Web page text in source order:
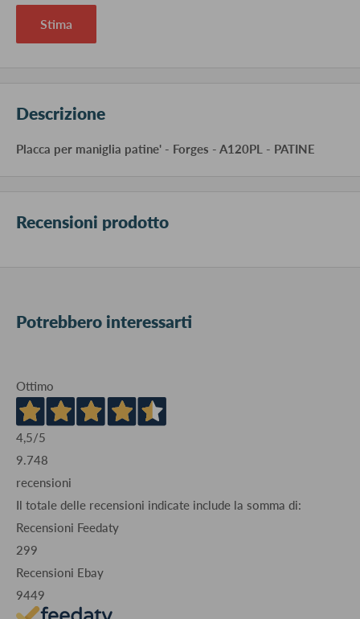
Stima
Descrizione
Placca per maniglia patine' - Forges - A120PL - PATINE
Recensioni prodotto
Potrebbero interessarti
Ottimo
4,5/5
9.748
recensioni
Il totale delle recensioni indicate include la somma di:
Recensioni Feedaty
299
Recensioni Ebay
9449